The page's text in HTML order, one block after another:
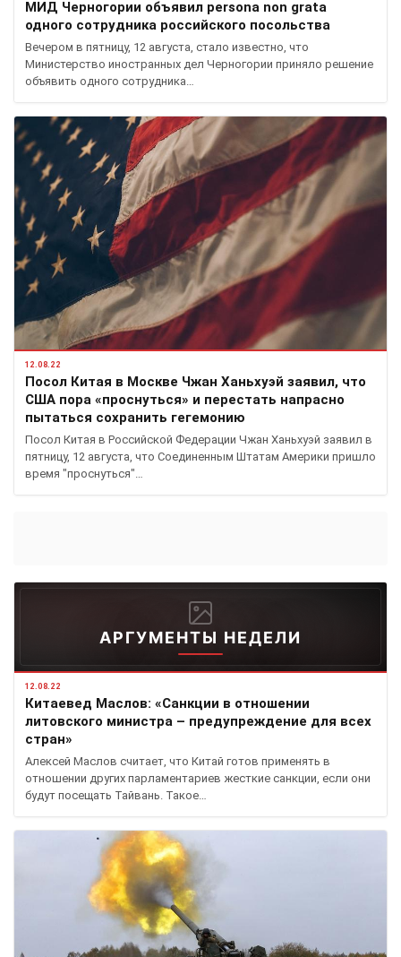
МИД Черногории объявил persona non grata
одного сотрудника российского посольства
Вечером в пятницу, 12 августа, стало известно, что
Министерство иностранных дел Черногории приняло решение
объявить одного сотрудника…
12.08.22
Посол Китая в Москве Чжан Ханьхуэй заявил, что
США пора «проснуться» и перестать напрасно
пытаться сохранить гегемонию
Посол Китая в Российской Федерации Чжан Ханьхуэй заявил в
пятницу, 12 августа, что Соединенным Штатам Америки пришло
время "проснуться"…
АРГУМЕНТЫ НЕДЕЛИ
12.08.22
Китаевед Маслов: «Санкции в отношении
литовского министра – предупреждение для всех
стран»
Алексей Маслов считает, что Китай готов применять в
отношении других парламентариев жесткие санкции, если они
будут посещать Тайвань. Такое…